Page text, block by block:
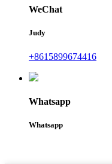
WeChat
Judy
+8615899674416
Whatsapp
Whatsapp